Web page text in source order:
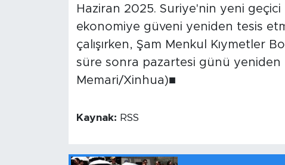
Haziran 2025. Suriye'nin yeni
ekonomiye güveni yeniden tesis
çalışırken, Şam Menkul Kıymetler
süre sonra pazartesi günü yeniden
Memari/Xinhua)■
Kaynak: RSS
Foto Haber